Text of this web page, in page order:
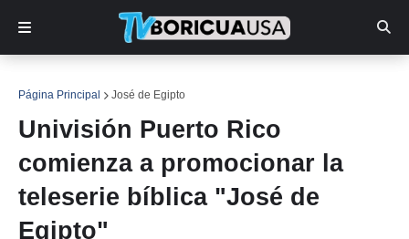
Página Principal José de Egipto
Univisión Puerto Rico
comienza a promocionar la
teleserie bíblica "José de
Egipto"